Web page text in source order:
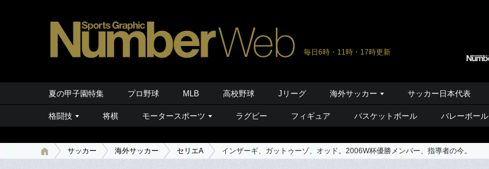
毎日6時・11時・17時更新
夏の甲子園特集 プロ野球 MLB 高校野球 Jリーグ 海外サッカー サッカー日本代表
格闘技 将棋 モータースポーツ ラグビー フィギュア バスケットボール バレーボール
サッカー 海外サッカー セリエA インザーギ、ガットゥーゾ、オッド。2006W杯優勝メンバー、指導者の今。